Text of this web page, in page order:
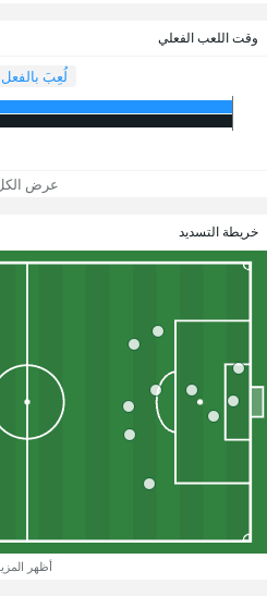
وقت اللعب الفعلي
لُعِبَ بالفعل
عرض
خريطة التسديد
أظهر